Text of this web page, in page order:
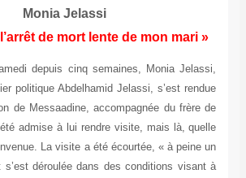
Monia Jelassi
de mort lente de mon mari »
depuis cinq semaines, Monia Jelassi,
politique Abdelhamid Jelassi, s’est rendue
de Messaadine, accompagnée du frère de
admise à lui rendre visite, mais là, quelle
La visite a été écourtée, « à peine un
s’est déroulée dans des conditions visant à